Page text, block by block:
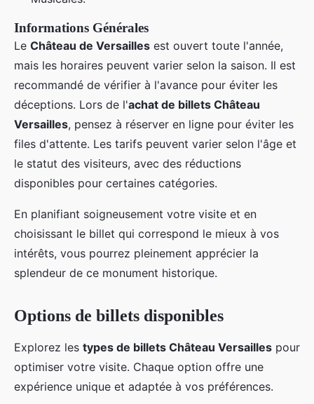
Informations Générales
Le Château de Versailles est ouvert toute l'année,
mais les horaires peuvent varier selon la saison. Il est
recommandé de vérifier à l'avance pour éviter les
déceptions. Lors de l'achat de billets Château
Versailles, pensez à réserver en ligne pour éviter les
files d'attente. Les tarifs peuvent varier selon l'âge et
le statut des visiteurs, avec des réductions
disponibles pour certaines catégories.
En planifiant soigneusement votre visite et en
choisissant le billet qui correspond le mieux à vos
intérêts, vous pourrez pleinement apprécier la
splendeur de ce monument historique.
Options de billets disponibles
Explorez les types de billets Château Versailles pour
optimiser votre visite. Chaque option offre une
expérience unique et adaptée à vos préférences.